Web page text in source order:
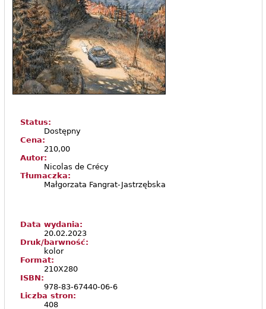
Status:
Dostępny
Cena:
210,00
Autor:
Nicolas de Crécy
Tłumaczka:
Małgorzata Fangrat-Jastrzębska
Data wydania:
20.02.2023
Druk/barwność:
kolor
Format:
210X280
ISBN:
978-83-67440-06-6
Liczba stron:
408